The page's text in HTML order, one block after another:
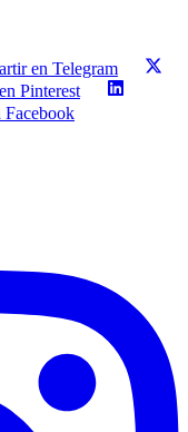
en Telegram
Pinterest
Facebook